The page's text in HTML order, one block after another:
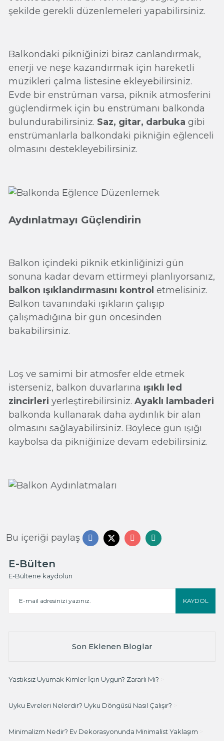
şekilde gerekli düzenlemeleri yapabilirsiniz.
Balkondaki pikniğinizi biraz canlandırmak,
enerji ve neşe kazandırmak için hareketli
müzikleri çalma listesine ekleyebilirsiniz.
Evde bir enstrüman varsa, piknik atmosferini
güçlendirmek için bu enstrümanı balkonda
bulundurabilirsiniz. Saz, gitar, darbuka gibi
enstrümanlarla balkondaki pikniğin eğlenceli
olmasını destekleyebilirsiniz.
Aydınlatmayı Güçlendirin
Balkon içindeki piknik etkinliğinizi gün
sonuna kadar devam ettirmeyi planlıyorsanız,
balkon ışıklandırmasını kontrol etmelisiniz.
Balkon tavanındaki ışıkların çalışıp
çalışmadığına bir gün öncesinden
bakabilirsiniz.
Loş ve samimi bir atmosfer elde etmek
isterseniz, balkon duvarlarına ışıklı led
zincirleri yerleştirebilirsiniz. Ayaklı lambaderi
balkonda kullanarak daha aydınlık bir alan
olmasını sağlayabilirsiniz. Böylece gün ışığı
kaybolsa da pikniğinize devam edebilirsiniz.
Bu içeriği paylaş
E-Bülten
E-Bültene kaydolun
KAYDOL
Son Eklenen Bloglar
Yastıksız Uyumak Kimler İçin Uygun? Zararlı Mı?
Uyku Evreleri Nelerdir? Uyku Döngüsü Nasıl Çalışır?
Minimalizm Nedir? Ev Dekorasyonunda Minimalist Yaklaşım